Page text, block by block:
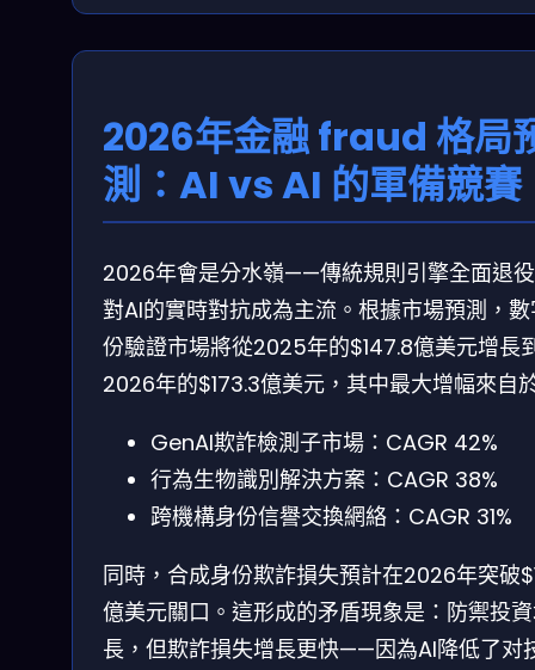
2026年金融 fraud 格局
測：AI vs AI 的軍備競賽
2026年會是分水嶺——傳統規則引擎全面退
對AI的實時對抗成為主流。根據市場預測，
份驗證市場將從2025年的$147.8億美元增長
2026年的$173.3億美元，其中最大增幅來自
GenAI欺詐檢測子市場：CAGR 42%
行為生物識別解決方案：CAGR 38%
跨機構身份信譽交換網絡：CAGR 31%
同時，合成身份欺詐損失預計在2026年突破
億美元關口。這形成的矛盾現象是：防禦投
長，但欺詐損失增長更快——因為AI降低了对